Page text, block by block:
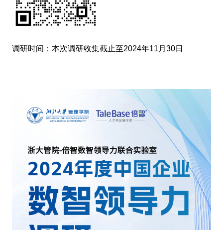
调研时间：本次调研收集截止至2024年11月30日